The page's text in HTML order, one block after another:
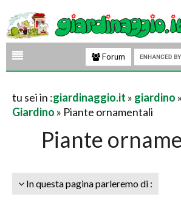
Forum
tu sei in :giardinaggio.it » giardino »
Giardino » Piante ornamentali
Piante
In questa pagina parleremo di :